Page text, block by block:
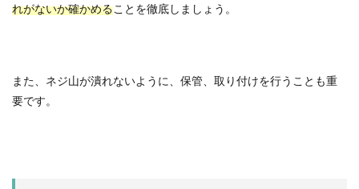
れがないか確かめることを徹底しましょう。
また、ネジ山が潰れないように、保管、取り付けを行うことも重
要です。